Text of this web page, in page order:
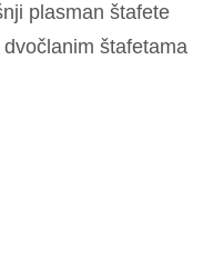
plasman štafete
štafetama